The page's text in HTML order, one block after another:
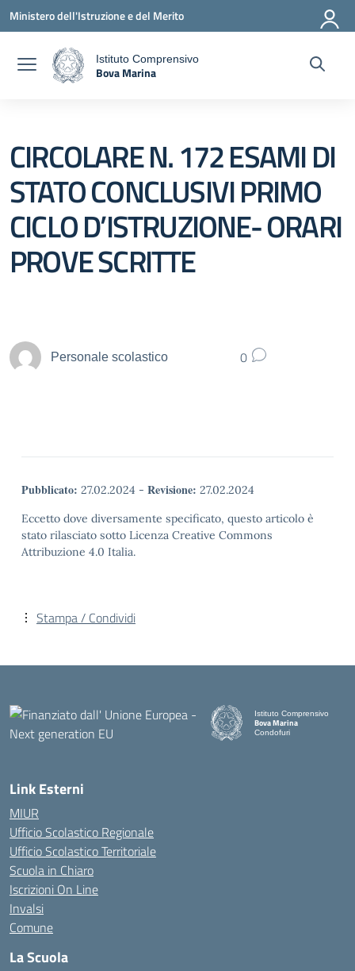
Vai ai contenuti
Vai al menu di navigazione
Vai al footer
Ministero dell'Istruzione e del Merito
Istituto Comprensivo
Bova Marina
CIRCOLARE N. 172 ESAMI DI
STATO CONCLUSIVI PRIMO
CICLO D’ISTRUZIONE- ORARI
PROVE SCRITTE
Personale scolastico 0
Pubblicato: 27.02.2024 - Revisione: 27.02.2024
Eccetto dove diversamente specificato, questo articolo è
stato rilasciato sotto Licenza Creative Commons
Attribuzione 4.0 Italia.
Stampa / Condividi
Istituto Comprensivo
Bova Marina
Condofuri
Link Esterni
MIUR
Ufficio Scolastico Regionale
Ufficio Scolastico Territoriale
Scuola in Chiaro
Iscrizioni On Line
Invalsi
Comune
La Scuola